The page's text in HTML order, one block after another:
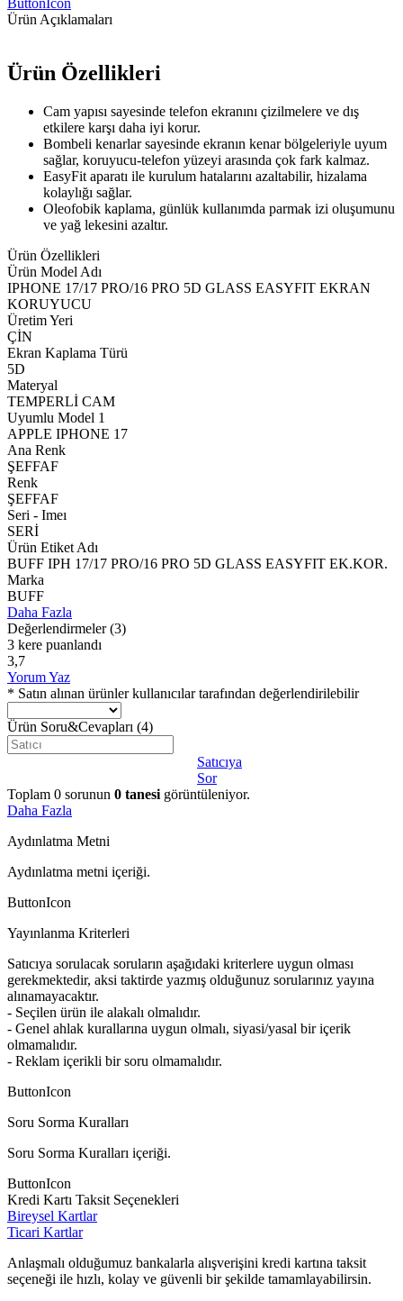
Ürün Açıklamaları
Ürün Özellikleri
Cam yapısı sayesinde telefon ekranını çizilmelere ve dış
etkilere karşı daha iyi korur.
Bombeli kenarlar sayesinde ekranın kenar bölgeleriyle uyum
sağlar, koruyucu-telefon yüzeyi arasında çok fark kalmaz.
EasyFit aparatı ile kurulum hatalarını azaltabilir, hizalama
kolaylığı sağlar.
Oleofobik kaplama, günlük kullanımda parmak izi oluşumunu
ve yağ lekesini azaltır.
Ürün Özellikleri
Ürün Model Adı
IPHONE 17/17 PRO/16 PRO 5D GLASS EASYFIT EKRAN
KORUYUCU
Üretim Yeri
ÇİN
Ekran Kaplama Türü
5D
Materyal
TEMPERLİ CAM
Uyumlu Model 1
APPLE IPHONE 17
Ana Renk
ŞEFFAF
Renk
ŞEFFAF
Seri - Imeı
SERİ
Ürün Etiket Adı
BUFF IPH 17/17 PRO/16 PRO 5D GLASS EASYFIT EK.KOR.
Marka
BUFF
Daha Fazla
Değerlendirmeler (3)
3 kere puanlandı
3,7
Yorum Yaz
* Satın alınan ürünler kullanıcılar tarafından değerlendirilebilir
Ürün Soru&Cevapları (4)
Satıcıya
Sor
Toplam 0 sorunun 0 tanesi görüntüleniyor.
Daha Fazla
Aydınlatma Metni
Aydınlatma metni içeriği.
ButtonIcon
Yayınlanma Kriterleri
Satıcıya sorulacak soruların aşağıdaki kriterlere uygun olması
gerekmektedir, aksi taktirde yazmış olduğunuz sorularınız yayına
alınamayacaktır.
- Seçilen ürün ile alakalı olmalıdır.
- Genel ahlak kurallarına uygun olmalı, siyasi/yasal bir içerik
olmamalıdır.
- Reklam içerikli bir soru olmamalıdır.
ButtonIcon
Soru Sorma Kuralları
Soru Sorma Kuralları içeriği.
ButtonIcon
Kredi Kartı Taksit Seçenekleri
Bireysel Kartlar
Ticari Kartlar
Anlaşmalı olduğumuz bankalarla alışverişini kredi kartına taksit
seçeneği ile hızlı, kolay ve güvenli bir şekilde tamamlayabilirsin.